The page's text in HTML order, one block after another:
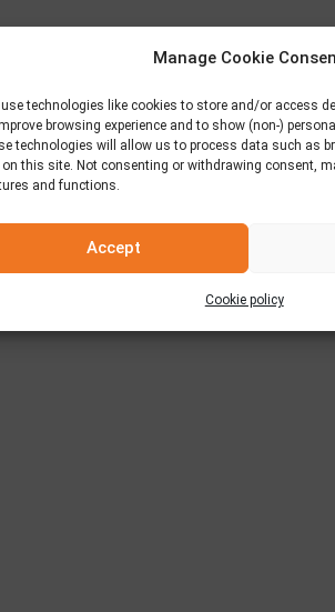
Manage Cookie
use technologies like cookies to store and/or access
browsing experience and to show (non-)
technologies will allow us to process data such as
on this site. Not consenting or withdrawing consent,
and functions.
Accept
Cookie policy